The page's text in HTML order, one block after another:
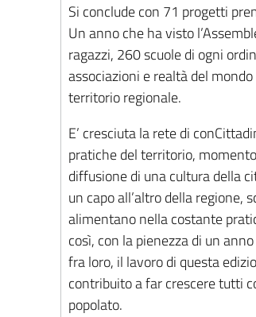
Si conclude con 71 progetti
Un anno che ha visto
ragazzi, 260 scuole di ogni
associazioni e realtà del
territorio regionale.
E’ cresciuta la rete di
pratiche del territorio,
diffusione di una cultura della
un capo all’altro della regione,
alimentano nella costante
così, con la pienezza di un
fra loro, il lavoro di questa
contribuito a far crescere tutti
popolato.